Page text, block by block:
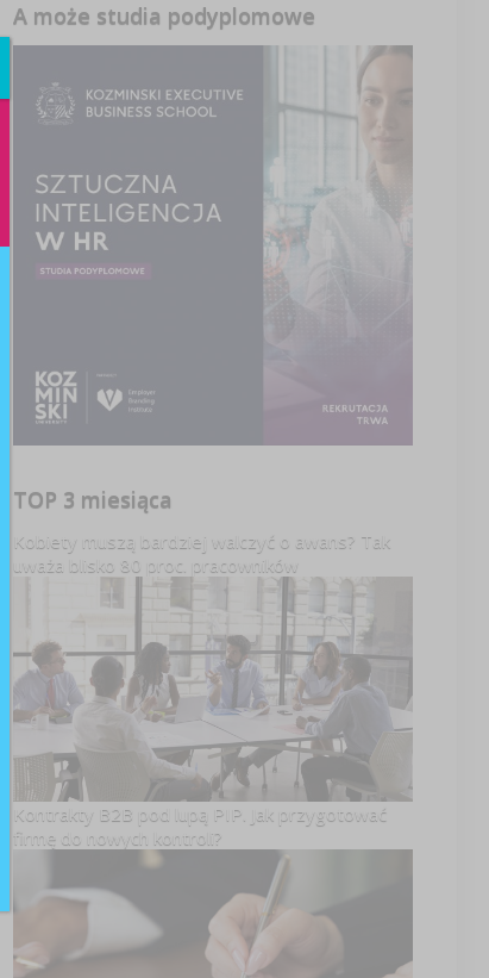
A może studia podyplomowe
TOP 3 miesiąca
Kobiety muszą bardziej walczyć o awans? Tak
uważa blisko 80 proc. pracowników
Kontrakty B2B pod lupą PIP. Jak przygotować
firmę do nowych kontroli?